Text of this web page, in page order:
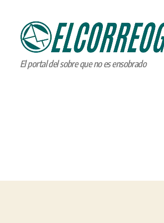
ELCORREOGRÁFICO
El portal del sobre que no es ensobrado